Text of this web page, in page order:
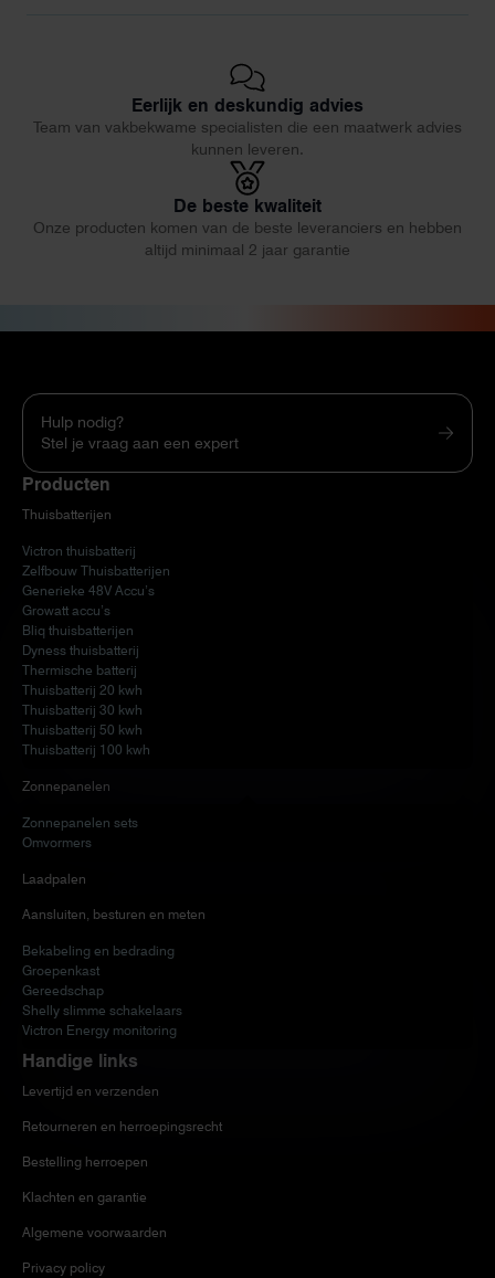
Eerlijk en deskundig advies
Team van vakbekwame specialisten die een maatwerk advies
kunnen leveren.
De beste kwaliteit
Onze producten komen van de beste leveranciers en hebben
altijd minimaal 2 jaar garantie
Hulp nodig?
Stel je vraag aan een expert
Producten
Thuisbatterijen
Victron thuisbatterij
Zelfbouw Thuisbatterijen
Generieke 48V Accu’s
Growatt accu’s
Bliq thuisbatterijen
Dyness thuisbatterij
Thermische batterij
Thuisbatterij 20 kwh
Thuisbatterij 30 kwh
Thuisbatterij 50 kwh
Thuisbatterij 100 kwh
Zonnepanelen
Zonnepanelen sets
Omvormers
Laadpalen
Aansluiten, besturen en meten
Bekabeling en bedrading
Groepenkast
Gereedschap
Shelly slimme schakelaars
Victron Energy monitoring
Handige links
Levertijd en verzenden
Retourneren en herroepingsrecht
Bestelling herroepen
Klachten en garantie
Algemene voorwaarden
Privacy policy